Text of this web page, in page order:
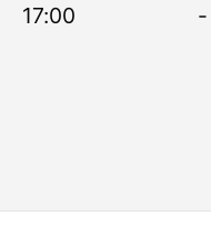
17:00
-